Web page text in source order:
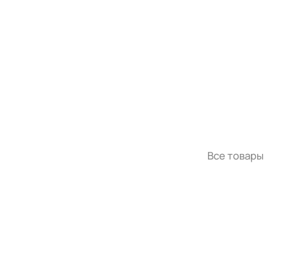
Все товары